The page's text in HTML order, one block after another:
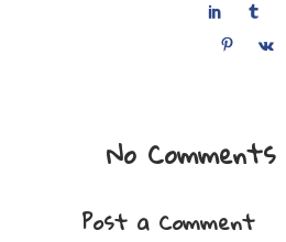
No Comments
Post a Comment